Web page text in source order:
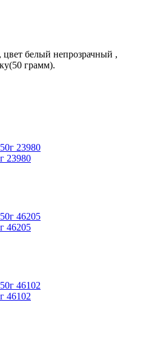
белый непрозрачный ,
грамм).
23980
46205
46102